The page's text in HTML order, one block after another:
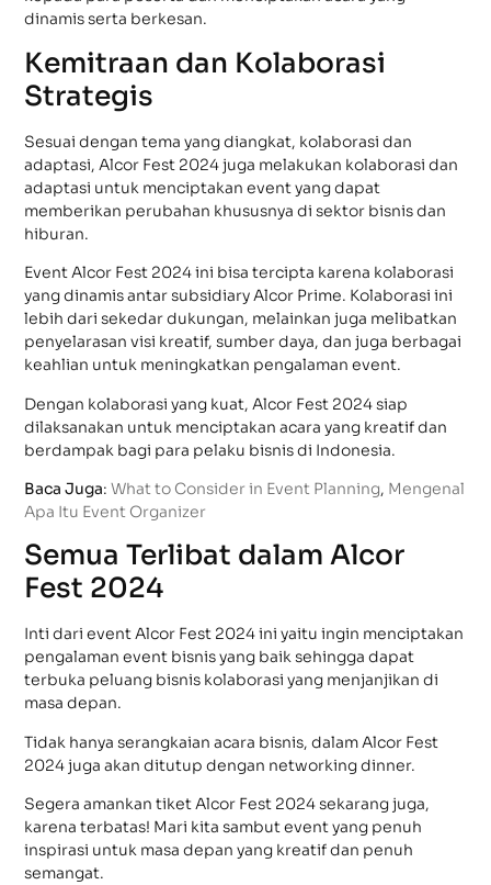
dinamis serta berkesan.
Kemitraan dan Kolaborasi
Strategis
Sesuai dengan tema yang diangkat, kolaborasi dan
adaptasi, Alcor Fest 2024 juga melakukan kolaborasi dan
adaptasi untuk menciptakan event yang dapat
memberikan perubahan khususnya di sektor bisnis dan
hiburan.
Event Alcor Fest 2024 ini bisa tercipta karena kolaborasi
yang dinamis antar subsidiary Alcor Prime. Kolaborasi ini
lebih dari sekedar dukungan, melainkan juga melibatkan
penyelarasan visi kreatif, sumber daya, dan juga berbagai
keahlian untuk meningkatkan pengalaman event.
Dengan kolaborasi yang kuat, Alcor Fest 2024 siap
dilaksanakan untuk menciptakan acara yang kreatif dan
berdampak bagi para pelaku bisnis di Indonesia.
Baca Juga:What to Consider in Event Planning, Mengenal
Apa Itu Event Organizer
Semua Terlibat dalam Alcor
Fest 2024
Inti dari event Alcor Fest 2024 ini yaitu ingin menciptakan
pengalaman event bisnis yang baik sehingga dapat
terbuka peluang bisnis kolaborasi yang menjanjikan di
masa depan.
Tidak hanya serangkaian acara bisnis, dalam Alcor Fest
2024 juga akan ditutup dengan networking dinner.
Segera amankan tiket Alcor Fest 2024 sekarang juga,
karena terbatas! Mari kita sambut event yang penuh
inspirasi untuk masa depan yang kreatif dan penuh
semangat.